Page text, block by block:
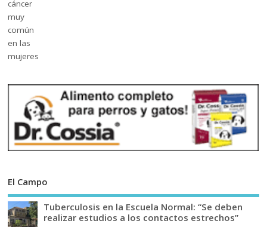
El Campo
Tuberculosis en la Escuela Normal: “Se deben
realizar estudios a los contactos estrechos”